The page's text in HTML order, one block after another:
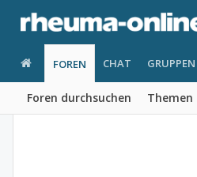
FOREN
Foren durchsuchen
CHAT GRUPPEN